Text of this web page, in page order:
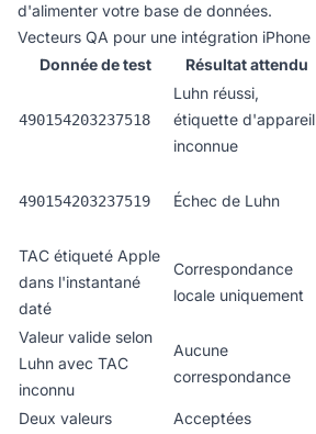
d'alimenter votre base de données.
Vecteurs QA pour une intégration iPhone
Donnée de test
Résultat attendu
490154203237518
Luhn réussi,
étiquette d'appareil
inconnue
490154203237519 Échec de Luhn
TAC étiqueté Apple
dans l'instantané
daté
Correspondance
locale uniquement
Valeur valide selon
Luhn avec TAC
inconnu
Aucune
correspondance
Deux valeurs
Acceptées